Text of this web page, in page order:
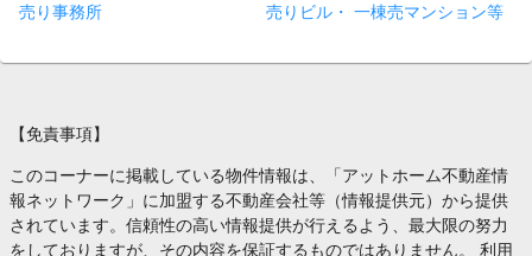
売り事務所 売りビル・ 一棟売マンション等
【免責事項】
このコーナーに掲載している物件情報は、「アットホーム不動産情
報ネットワーク」に加盟する不動産会社等（情報提供元）から提供
されています。信頼性の高い情報提供が行えるよう、最大限の努力
をしておりますが、その内容を保証するものではありません。 利用